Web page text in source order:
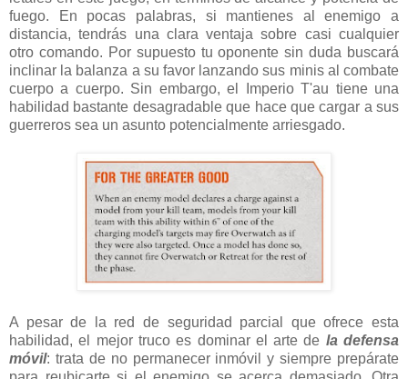
fuego. En pocas palabras, si mantienes al enemigo a
distancia, tendrás una clara ventaja sobre casi cualquier
otro comando. Por supuesto tu oponente sin duda buscará
inclinar la balanza a su favor lanzando sus minis al combate
cuerpo a cuerpo. Sin embargo, el Imperio T'au tiene una
habilidad bastante desagradable que hace que cargar a sus
guerreros sea un asunto potencialmente arriesgado.
A pesar de la red de seguridad parcial que ofrece esta
habilidad, el mejor truco es dominar el arte de la defensa
móvil: trata de no permanecer inmóvil y siempre prepárate